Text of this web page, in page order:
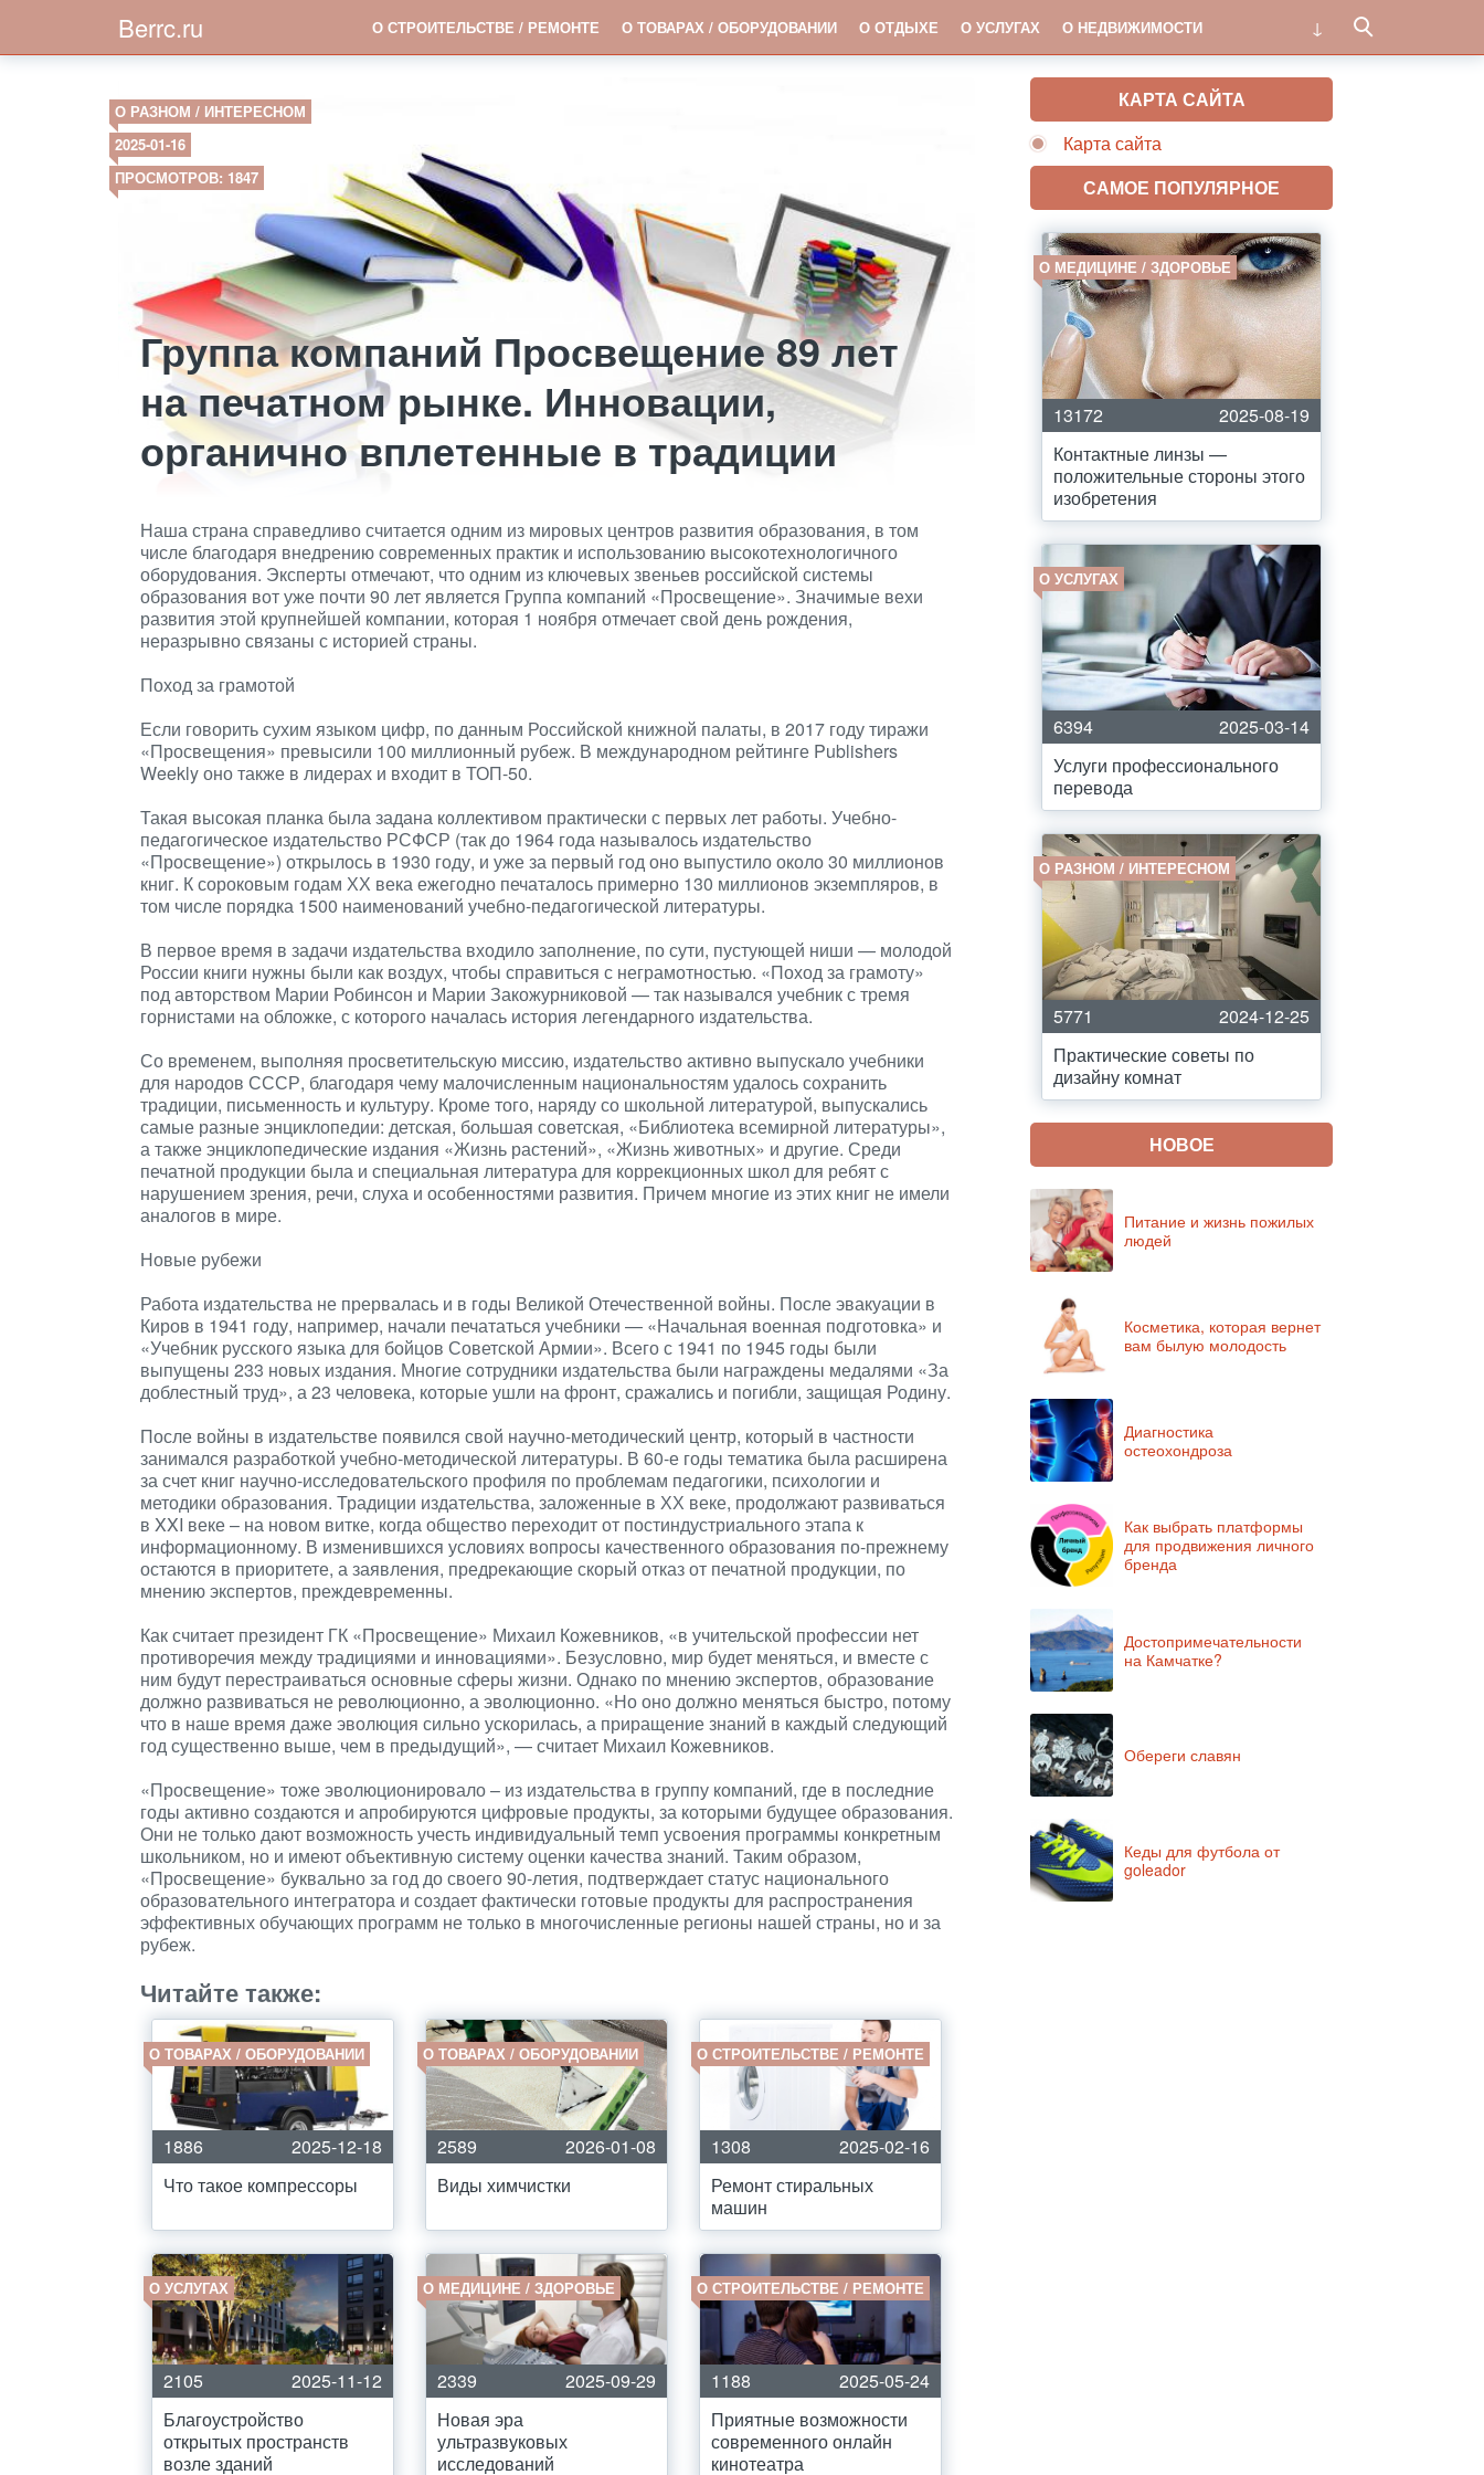
Berrc.ru О СТРОИТЕЛЬСТВЕ / РЕМОНТЕ О ТОВАРАХ / ОБОРУДОВАНИИ О ОТДЫХЕ О УСЛУГАХ О НЕДВИЖИМОСТИ
О РАЗНОМ / ИНТЕРЕСНОМ
2025-01-16
ПРОСМОТРОВ: 1847
Группа компаний Просвещение 89 лет
на печатном рынке. Инновации,
органично вплетенные в традиции
Наша страна справедливо считается одним из мировых центров развития образования, в том
числе благодаря внедрению современных практик и использованию высокотехнологичного
оборудования. Эксперты отмечают, что одним из ключевых звеньев российской системы
образования вот уже почти 90 лет является Группа компаний «Просвещение». Значимые вехи
развития этой крупнейшей компании, которая 1 ноября отмечает свой день рождения,
неразрывно связаны с историей страны.
Поход за грамотой
Если говорить сухим языком цифр, по данным Российской книжной палаты, в 2017 году тиражи
«Просвещения» превысили 100 миллионный рубеж. В международном рейтинге Publishers
Weekly оно также в лидерах и входит в ТОП-50.
Такая высокая планка была задана коллективом практически с первых лет работы. Учебно-
педагогическое издательство РСФСР (так до 1964 года называлось издательство
«Просвещение») открылось в 1930 году, и уже за первый год оно выпустило около 30 миллионов
книг. К сороковым годам ХХ века ежегодно печаталось примерно 130 миллионов экземпляров, в
том числе порядка 1500 наименований учебно-педагогической литературы.
В первое время в задачи издательства входило заполнение, по сути, пустующей ниши — молодой
России книги нужны были как воздух, чтобы справиться с неграмотностью. «Поход за грамоту»
под авторством Марии Робинсон и Марии Закожурниковой — так назывался учебник с тремя
горнистами на обложке, с которого началась история легендарного издательства.
Со временем, выполняя просветительскую миссию, издательство активно выпускало учебники
для народов СССР, благодаря чему малочисленным национальностям удалось сохранить
традиции, письменность и культуру. Кроме того, наряду со школьной литературой, выпускались
самые разные энциклопедии: детская, большая советская, «Библиотека всемирной литературы»,
а также энциклопедические издания «Жизнь растений», «Жизнь животных» и другие. Среди
печатной продукции была и специальная литература для коррекционных школ для ребят с
нарушением зрения, речи, слуха и особенностями развития. Причем многие из этих книг не имели
аналогов в мире.
Новые рубежи
Работа издательства не прервалась и в годы Великой Отечественной войны. После эвакуации в
Киров в 1941 году, например, начали печататься учебники — «Начальная военная подготовка» и
«Учебник русского языка для бойцов Советской Армии». Всего с 1941 по 1945 годы были
выпущены 233 новых издания. Многие сотрудники издательства были награждены медалями «За
доблестный труд», а 23 человека, которые ушли на фронт, сражались и погибли, защищая Родину.
После войны в издательстве появился свой научно-методический центр, который в частности
занимался разработкой учебно-методической литературы. В 60-е годы тематика была расширена
за счет книг научно-исследовательского профиля по проблемам педагогики, психологии и
методики образования. Традиции издательства, заложенные в ХХ веке, продолжают развиваться
в XXI веке – на новом витке, когда общество переходит от постиндустриального этапа к
информационному. В изменившихся условиях вопросы качественного образования по-прежнему
остаются в приоритете, а заявления, предрекающие скорый отказ от печатной продукции, по
мнению экспертов, преждевременны.
Как считает президент ГК «Просвещение» Михаил Кожевников, «в учительской профессии нет
противоречия между традициями и инновациями». Безусловно, мир будет меняться, и вместе с
ним будут перестраиваться основные сферы жизни. Однако по мнению экспертов, образование
должно развиваться не революционно, а эволюционно. «Но оно должно меняться быстро, потому
что в наше время даже эволюция сильно ускорилась, а приращение знаний в каждый следующий
год существенно выше, чем в предыдущий», — считает Михаил Кожевников.
«Просвещение» тоже эволюционировало – из издательства в группу компаний, где в последние
годы активно создаются и апробируются цифровые продукты, за которыми будущее образования.
Они не только дают возможность учесть индивидуальный темп усвоения программы конкретным
школьником, но и имеют объективную систему оценки качества знаний. Таким образом,
«Просвещение» буквально за год до своего 90-летия, подтверждает статус национального
образовательного интегратора и создает фактически готовые продукты для распространения
эффективных обучающих программ не только в многочисленные регионы нашей страны, но и за
рубеж.
Читайте также:
О ТОВАРАХ / ОБОРУДОВАНИИ
1886
2025-12-18
Что такое компрессоры
О ТОВАРАХ / ОБОРУДОВАНИИ
2589
2026-01-08
Виды химчистки
О СТРОИТЕЛЬСТВЕ / РЕМОНТЕ
1308
2025-02-16
Ремонт стиральных
машин
О УСЛУГАХ
2105
2025-11-12
Благоустройство
открытых пространств
возле зданий
О МЕДИЦИНЕ / ЗДОРОВЬЕ
2339
2025-09-29
Новая эра
ультразвуковых
исследований
О СТРОИТЕЛЬСТВЕ / РЕМОНТЕ
1188
2025-05-24
Приятные возможности
современного онлайн
кинотеатра
КАРТА САЙТА
Карта сайта
САМОЕ ПОПУЛЯРНОЕ
О МЕДИЦИНЕ / ЗДОРОВЬЕ
13172
2025-08-19
Контактные линзы —
положительные стороны этого
изобретения
О УСЛУГАХ
6394
2025-03-14
Услуги профессионального
перевода
О РАЗНОМ / ИНТЕРЕСНОМ
5771
2024-12-25
Практические советы по
дизайну комнат
НОВОЕ
Питание и жизнь пожилых
людей
Косметика, которая вернет
вам былую молодость
Диагностика
остеохондроза
Как выбрать платформы
для продвижения личного
бренда
Достопримечательности
на Камчатке?
Обереги славян
Кеды для футбола от
goleador